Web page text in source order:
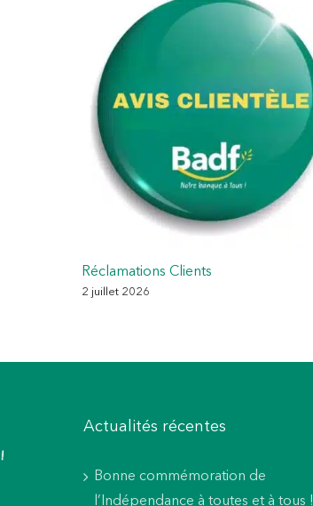
Réclamations Clients
2 juillet 2026
Actualités récentes
Bonne commémoration de
l’Indépendance à toutes et à tous !